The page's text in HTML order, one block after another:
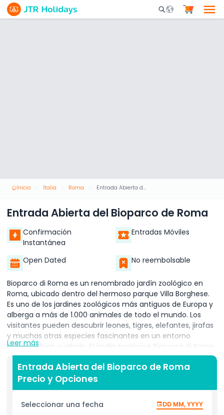
Mobile Search
Inicio Italia Roma Entrada Abierta del Bioparco de Roma
Entrada Abierta del Bioparco de Roma
Confirmación
Instantánea
Entradas Móviles
Open Dated No reembolsable
Bioparco di Roma es un renombrado jardín zoológico en
Roma, ubicado dentro del hermoso parque Villa Borghese.
Es uno de los jardines zoológicos más antiguos de Europa y
alberga a más de 1.000 animales de todo el mundo. Los
visitantes pueden descubrir leones, tigres, elefantes, jirafas
y muchas otras especies fascinantes en un entorno
natural y bien cuidado. El jardín zoológico Bioparco di Roma
está dedicado a la protección de especies en peligro de
extinción y tiene como objetivo educar a los visitantes
sobre la conservación de la vida silvestre. Ofrece una
oportunidad maravillosa para pasar tiempo de calidad con
familiares y amigos mientras se disfruta de la naturaleza
en el corazón de Roma. El jardín zoológico cuenta con
Leer más
Entrada Abierta del Bioparco de Roma
Precio y Opciones
Seleccionar una fecha DD MM, YYYY